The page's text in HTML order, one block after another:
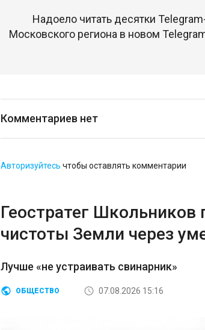
Надоело читать десятки
Московского региона в новом
Комментариев нет
Авторизуйтесь чтобы оставлять комментарии
Геостратег
чистоты Земли через
Лучше «не устраивать свинарник»
ОБЩЕСТВО 07.08.2026 15:16